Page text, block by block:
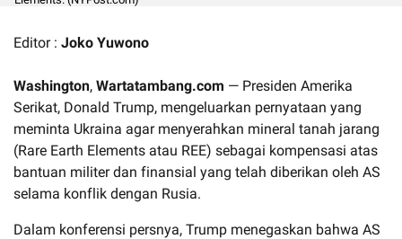
Editor : Joko Yuwono
Washington, Wartatambang.com — Presiden Amerika
Serikat, Donald Trump, mengeluarkan pernyataan yang
meminta Ukraina agar menyerahkan mineral tanah jarang
(Rare Earth Elements atau REE) sebagai kompensasi atas
bantuan militer dan finansial yang telah diberikan oleh AS
selama konflik dengan Rusia.
Dalam konferensi persnya, Trump menegaskan bahwa AS